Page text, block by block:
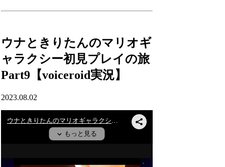
ウナときりたんのマリオギ
ャラクシー初見プレイの旅
Part9【voiceroid実況】
2023.08.02